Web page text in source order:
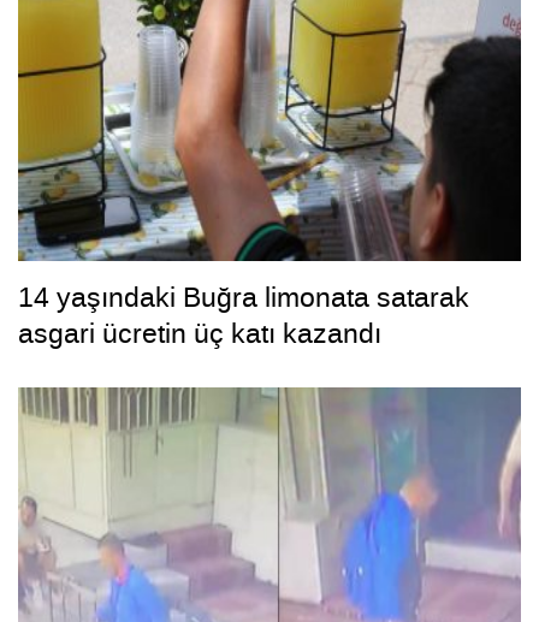
14 yaşındaki Buğra limonata satarak
asgari ücretin üç katı kazandı